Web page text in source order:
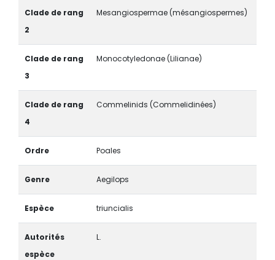
Clade de rang
2
Mesangiospermae (mésangiospermes)
Clade de rang
3
Monocotyledonae (Lilianae)
Clade de rang
4
Commelinids (Commelidinées)
Ordre Poales
Genre Aegilops
Espèce triuncialis
Autorités
espèce
L.